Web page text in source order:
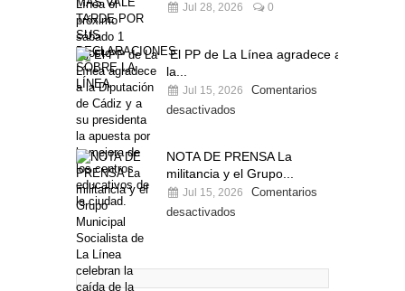
Jul 28, 2026 0
El PP de La Línea agradece a
la...
Jul 15, 2026
Comentarios
desactivados
NOTA DE PRENSA La
militancia y el Grupo...
Jul 15, 2026
Comentarios
desactivados